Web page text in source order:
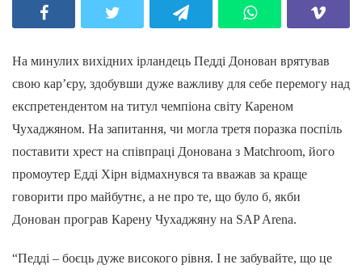
На минулих вихідних ірландець Педді Донован врятував
свою кар’єру, здобувши дуже важливу для себе перемогу над
експретендентом на титул чемпіона світу Кареном
Чухаджяном. На запитання, чи могла третя поразка поспіль
поставити хрест на співпраці Донована з Matchroom, його
промоутер Едді Хірн відмахнувся та вважав за краще
говорити про майбутнє, а не про те, що було б, якби
Донован програв Карену Чухаджяну на SAP Arena.
“Педді – боєць дуже високого рівня. І не забувайте, що це